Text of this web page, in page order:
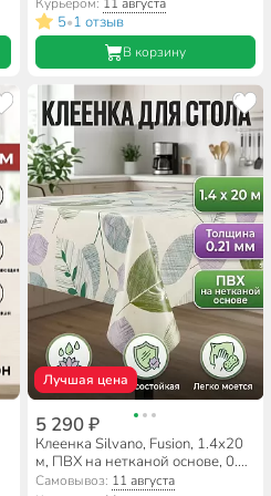
5•1 отзыв
В корзину
Лучшая цена
5 290 ₽
Клеенка Silvano, Fusion, 1.4х20
м, ПВХ на нетканой основе, 0.21
мм, 8070-1
Самовывоз: 11 августа